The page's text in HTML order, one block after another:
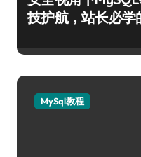
技护航，站长必学
MySql教程